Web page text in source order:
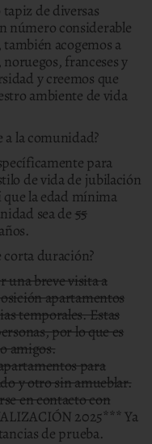
de diversas
número considerable
también acogemos a
noruegos, franceses y
y creemos que
ambiente de vida
a la comunidad?
para
de vida de jubilación
la edad mínima
sea de 55
corta duración?
una breve visita a
apartamentos
temporales. Estas
por lo que es
amigos.
para
y otro sin amueblar.
en contacto con
2025*** Ya
de prueba.